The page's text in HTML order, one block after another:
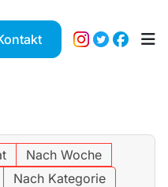
Nach Woche
Nach Kategorie